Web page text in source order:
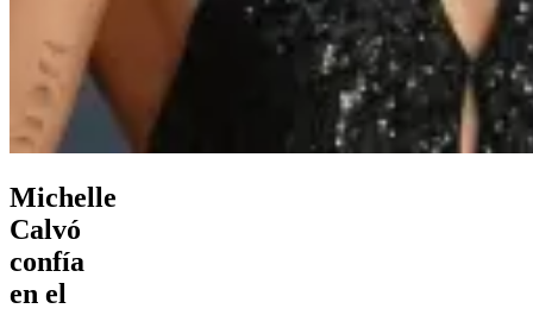
Michelle
Calvó
confía
en el